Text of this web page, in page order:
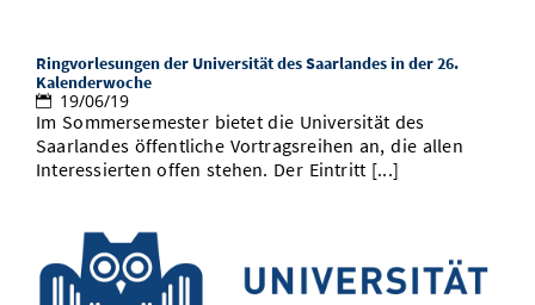
Ringvorlesungen der Universität des Saarlandes in der 26.
Kalenderwoche
19/06/19
Im Sommersemester bietet die Universität des
Saarlandes öffentliche Vortragsreihen an, die allen
Interessierten offen stehen. Der Eintritt [...]